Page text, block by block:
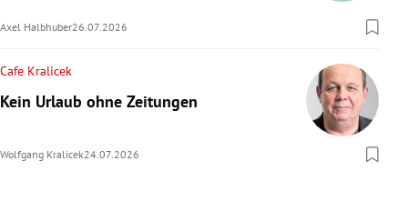
Untermenü
Untermenü
Axel Halbhuber26.07.2026
Cafe Kralicek
Kein Urlaub ohne Zeitungen
Wolfgang Kralicek24.07.2026